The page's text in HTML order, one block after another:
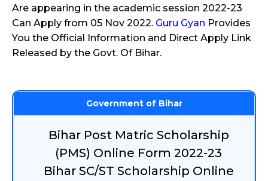
Are appearing in the academic session 2022-23
Can Apply from 05 Nov 2022. Guru Gyan Provides
You the Official Information and Direct Apply Link
Released by the Govt. Of Bihar.
Government of Bihar
Bihar Post Matric Scholarship
(PMS) Online Form 2022-23
Bihar SC/ST Scholarship Online